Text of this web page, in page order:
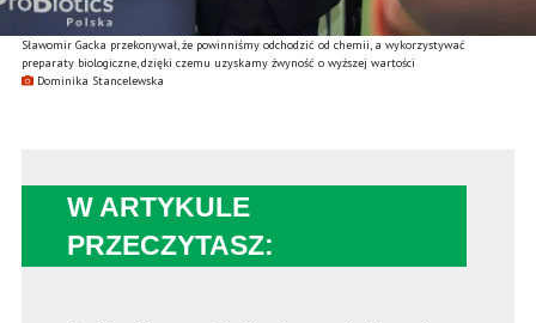
Sławomir Gacka przekonywał, że powinniśmy odchodzić od chemii, a wykorzystywać
preparaty biologiczne, dzięki czemu uzyskamy żwyność o wyższej wartości
Dominika Stancelewska
W ARTYKULE
PRZECZYTASZ: